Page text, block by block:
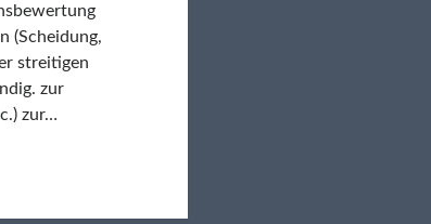
(Scheidung,
streitigen
zur
zur…